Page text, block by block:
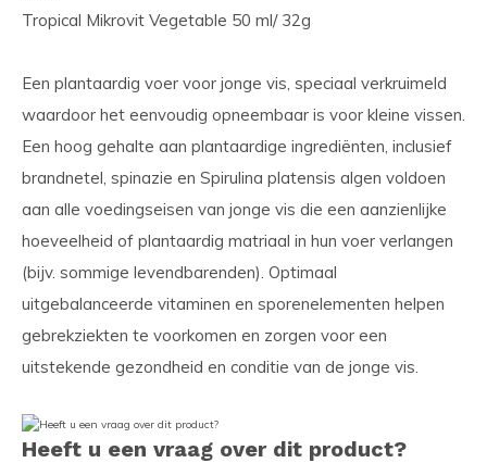
Tropical Mikrovit Vegetable 50 ml/ 32g
Een plantaardig voer voor jonge vis, speciaal verkruimeld
waardoor het eenvoudig opneembaar is voor kleine vissen.
Een hoog gehalte aan plantaardige ingrediënten, inclusief
brandnetel, spinazie en Spirulina platensis algen voldoen
aan alle voedingseisen van jonge vis die een aanzienlijke
hoeveelheid of plantaardig matriaal in hun voer verlangen
(bijv. sommige levendbarenden). Optimaal
uitgebalanceerde vitaminen en sporenelementen helpen
gebrekziekten te voorkomen en zorgen voor een
uitstekende gezondheid en conditie van de jonge vis.
Heeft u een vraag over dit product?